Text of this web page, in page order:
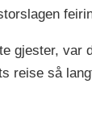
gjester,
reise så